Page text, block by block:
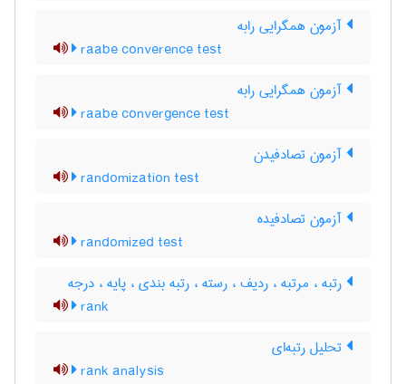
آزمون همگرایی رابه
raabe converence test
آزمون همگرایی رابه
raabe convergence test
آزمون تصادفیدن
randomization test
آزمون تصادفیده
randomized test
رتبه ، مرتبه ، ردیف ، رسته ، رتبه بندی ، پایه ، درجه
rank
تحلیل رتبه‌ای
rank analysis